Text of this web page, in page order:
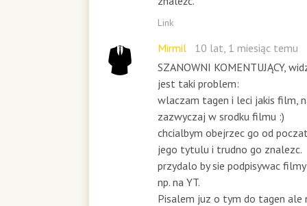
Link
Mirmil
10 lat, 1 miesiąc temu
SZANOWNI KOMENTUJĄCY,
jest taki problem:
wlaczam tagen i leci jakis film,
zazwyczaj w srodku filmu :)
chcialbym obejrzec go od
jego tytulu i trudno go znalezc.
przydalo by sie podpisywac
np. na YT.
Pisalem juz o tym do tagen ale